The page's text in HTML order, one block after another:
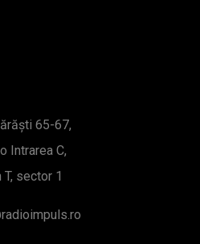
65-67,
Intrarea C,
sector 1